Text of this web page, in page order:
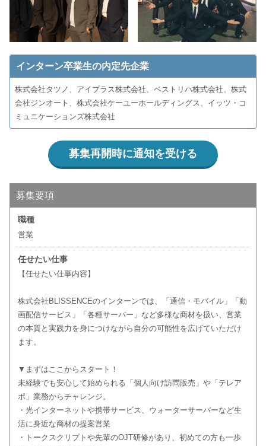
インターン卒業生の内定先企業
株式会社タツノ、アイプラス株式会社、ベストリハ株式会社、株式
会社ジンオート、株式会社ケーユーホールディングス、イッツ・コ
ミュニケーションズ株式会社
募集再開時に通知を受ける
募集要項
職種
営業
任せたい仕事
【任せたい仕事内容】
株式会社BLISSENCEのインターンでは、「通信・モバイル」「動
画配信サービス」「各種サーバー」など多様な商材を扱い、営業
の本質と実践力を身につけながら自分の可能性を広げていただけ
ます。
▼まずはここからスタート！
未経験でも安心して始められる「個人向け訪問販売」や「テレア
ポ」業務からチャレンジ。
・光インターネットや携帯サービス、ウォーターサーバーなど生
活に身近な商材の提案営業
・トークスクリプトや先輩のOJT研修があり、初めての方も一歩